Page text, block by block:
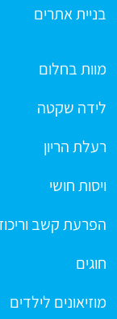
בניית אתרים
מוות בחלום
לידה שקטה
רעלת הריון
ויסות חושי
הפרעת קשב וריכוז
חוגים
מוזיאונים לילדים